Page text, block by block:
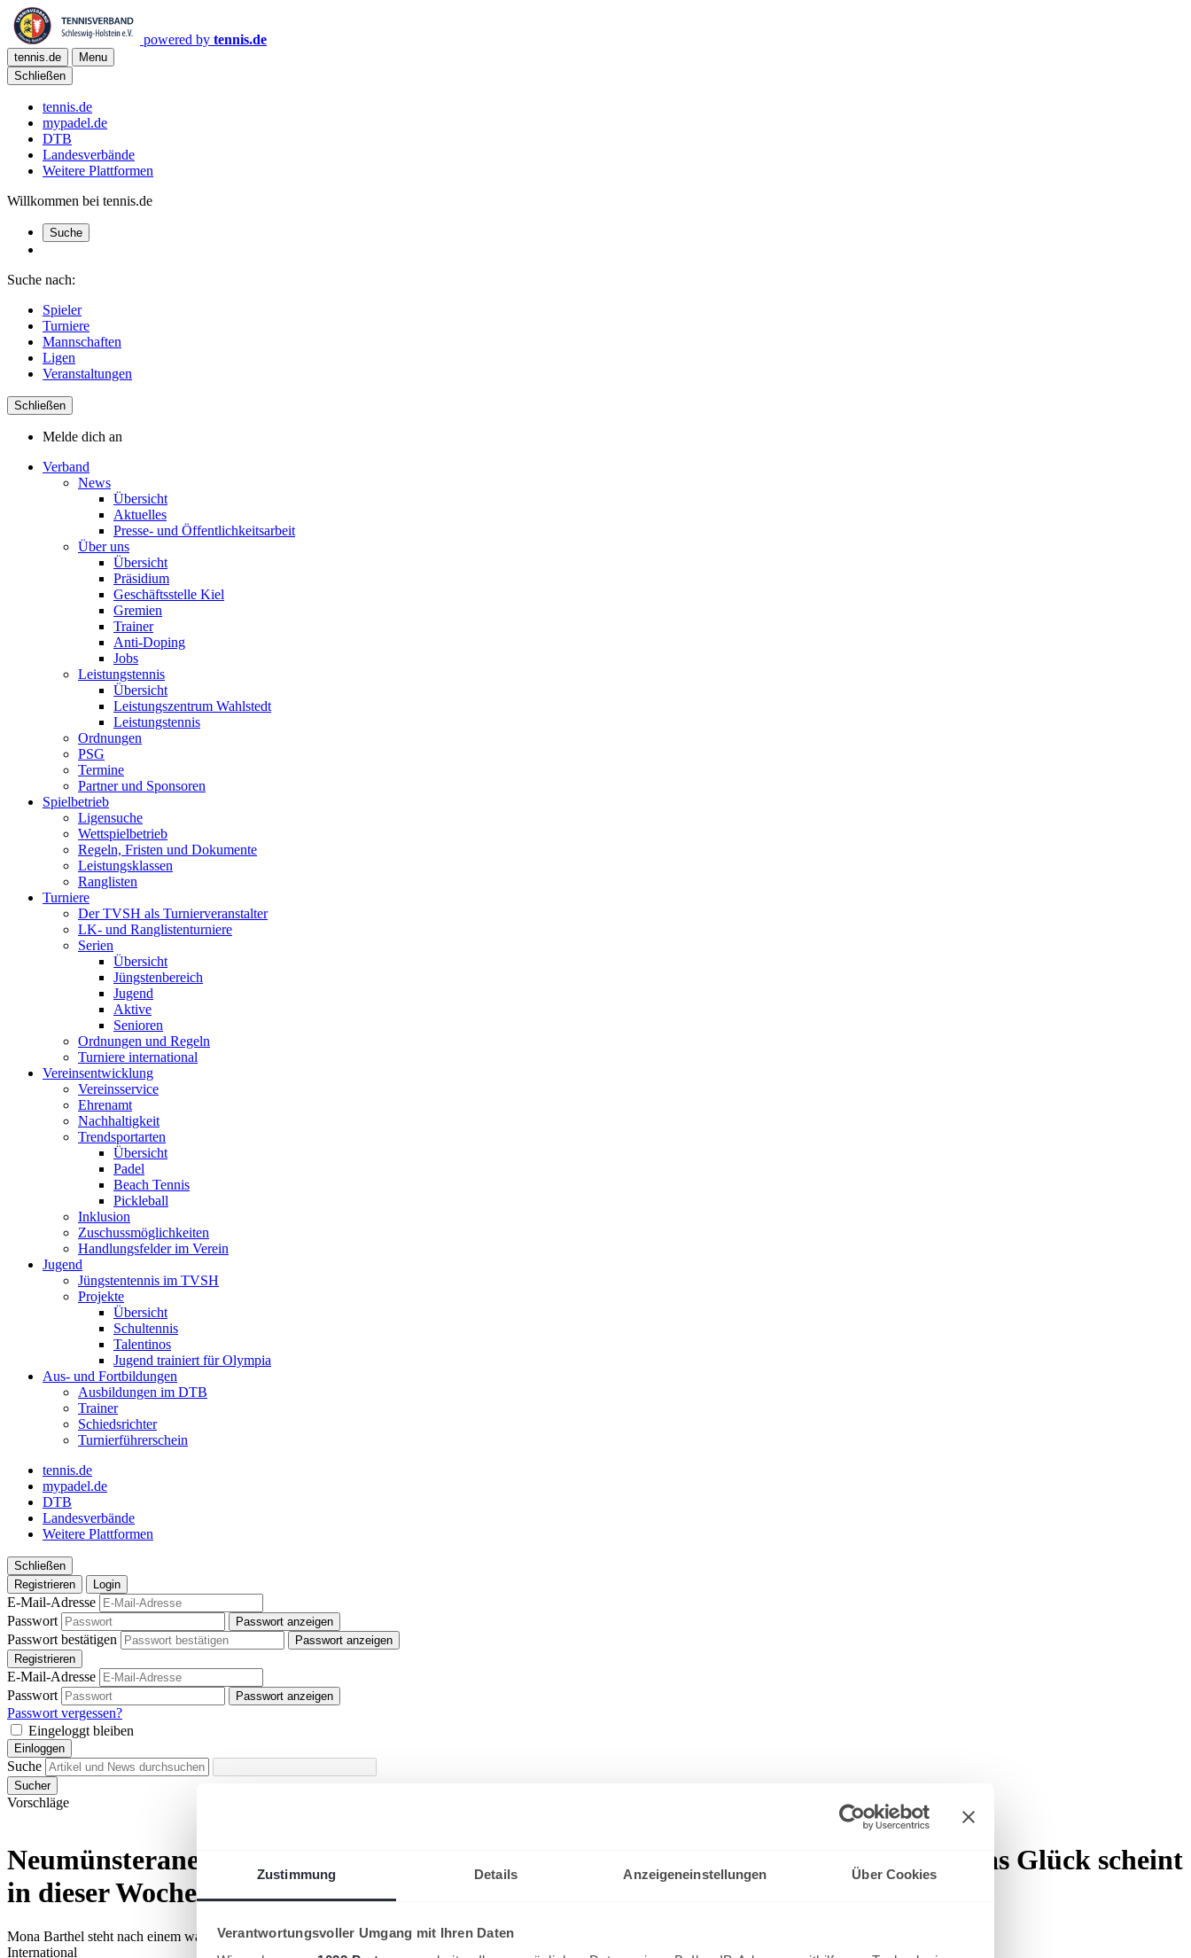
Zustimmung Details Anzeigeneinstellungen Über Cookies
Verantwortungsvoller Umgang mit Ihren Daten
powered by tennis.de
tennis.de
Menu
Schließen
tennis.de
mypadel.de
DTB
Landesverbände
Weitere Plattformen
Willkommen bei tennis.de
Suche
Suche nach:
Spieler
Turniere
Mannschaften
Ligen
Veranstaltungen
Schließen
Melde dich an
Verband
News
Übersicht
Aktuelles
Presse- und Öffentlichkeitsarbeit
Über uns
Übersicht
Präsidium
Geschäftsstelle Kiel
Gremien
Trainer
Anti-Doping
Jobs
Leistungstennis
Übersicht
Leistungszentrum Wahlstedt
Leistungstennis
Ordnungen
PSG
Termine
Partner und Sponsoren
Spielbetrieb
Ligensuche
Wettspielbetrieb
Regeln, Fristen und Dokumente
Leistungsklassen
Ranglisten
Turniere
Der TVSH als Turnierveranstalter
LK- und Ranglistenturniere
Serien
Übersicht
Jüngstenbereich
Jugend
Aktive
Senioren
Ordnungen und Regeln
Turniere international
Vereinsentwicklung
Vereinsservice
Ehrenamt
Nachhaltigkeit
Trendsportarten
Übersicht
Padel
Beach Tennis
Pickleball
Inklusion
Zuschussmöglichkeiten
Handlungsfelder im Verein
Jugend
Jüngstentennis im TVSH
Projekte
Übersicht
Schultennis
Talentinos
Jugend trainiert für Olympia
Aus- und Fortbildungen
Ausbildungen im DTB
Trainer
Schiedsrichter
Turnierführerschein
tennis.de
mypadel.de
DTB
Landesverbände
Weitere Plattformen
Schließen
Registrieren
Login
E-Mail-Adresse
Passwort
Passwort anzeigen
Passwort bestätigen
Passwort anzeigen
Registrieren
E-Mail-Adresse
Passwort
Passwort anzeigen
Passwort vergessen?
Eingeloggt bleiben
Einloggen
Suche
Sucher
Vorschläge
Neumünsteranerin Mona Barthel nach Dreisatz-Krimi mit Heimspiel-Finale: "Das Glück scheint
in dieser Woche irgendwie auf meiner Seite zu sein."
Mona Barthel steht nach einem wahren Nerven-Krimi im Endspiel vom "Hamburg Henssler at Home Ladies Cup"
International